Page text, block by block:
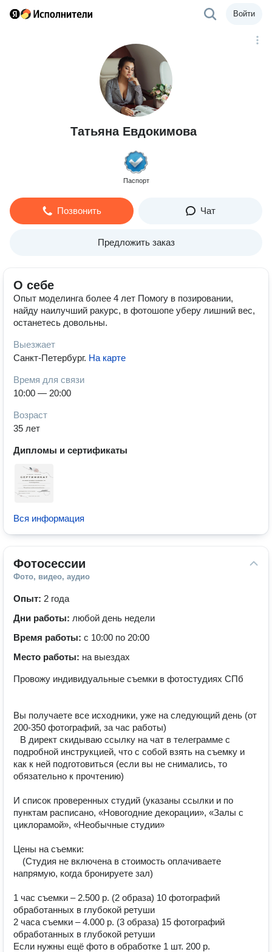
Войти
Татьяна Евдокимова
Паспорт
Позвонить Чат
Предложить заказ
О себе
Опыт моделинга более 4 лет Помогу в позировании,
найду наилучший ракурс, в фотошопе уберу лишний вес,
останетесь довольны.
Выезжает
Санкт-Петербург. На карте
Время для связи
10:00 — 20:00
Возраст
35 лет
Дипломы и сертификаты
Вся информация
Фотосессии
Фото, видео, аудио
Опыт: 2 года
Дни работы: любой день недели
Время работы: с 10:00 по 20:00
Место работы: на выездах
Провожу индивидуальные съемки в фотостудиях СПб ⠀
Вы получаете все исходники, уже на следующий день (от
200-350 фотографий, за час работы) ⠀ ⠀
⠀В директ скидываю ссылку на чат в телеграмме с
подробной инструкцией, что с собой взять на съемку и
как к ней подготовиться (если вы не снимались, то
обязательно к прочтению) ⠀ ⠀
И список проверенных студий (указаны ссылки и по
пунктам расписано, «Новогодние декорации», «Залы с
циклорамой», «Необычные студии» ⠀
Цены на съемки: ⠀
⠀ (Студия не включена в стоимость оплачиваете
напрямую, когда бронируете зал) ⠀
1 час съемки – 2.500 р. (2 образа) 10 фотографий
обработанных в глубокой ретуши
2 часа съемки – 4.000 р. (3 образа) 15 фотографий
обработанных в глубокой ретуши
Если нужны ещё фото в обработке 1 шт. 200 р.